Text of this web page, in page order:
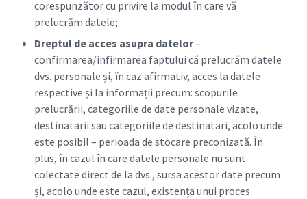
corespunzător cu privire la modul în care vă
prelucrăm datele;
Dreptul de acces asupra datelor–
confirmarea/infirmarea faptului că prelucrăm datele
dvs. personale și, în caz afirmativ, acces la datele
respective și la informații precum: scopurile
prelucrării, categoriile de date personale vizate,
destinatarii sau categoriile de destinatari, acolo unde
este posibil – perioada de stocare preconizată. În
plus, în cazul în care datele personale nu sunt
colectate direct de la dvs., sursa acestor date precum
și, acolo unde este cazul, existența unui proces